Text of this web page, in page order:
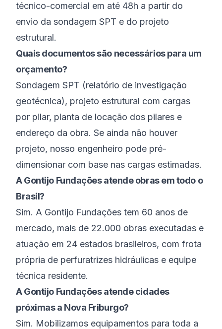
técnico-comercial em até 48h a partir do
envio da sondagem SPT e do projeto
estrutural.
Quais documentos são necessários para um
orçamento?
Sondagem SPT (relatório de investigação
geotécnica), projeto estrutural com cargas
por pilar, planta de locação dos pilares e
endereço da obra. Se ainda não houver
projeto, nosso engenheiro pode pré-
dimensionar com base nas cargas estimadas.
A Gontijo Fundações atende obras em todo o
Brasil?
Sim. A Gontijo Fundações tem 60 anos de
mercado, mais de 22.000 obras executadas e
atuação em 24 estados brasileiros, com frota
própria de perfuratrizes hidráulicas e equipe
técnica residente.
A Gontijo Fundações atende cidades
próximas a Nova Friburgo?
Sim. Mobilizamos equipamentos para toda a